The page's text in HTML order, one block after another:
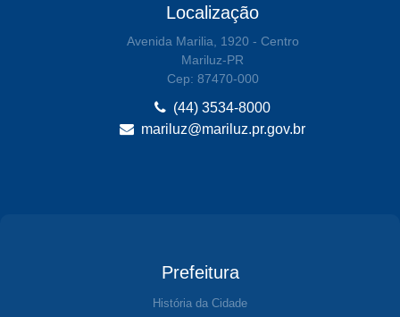
Localização
Avenida Marilia, 1920 - Centro
Mariluz-PR
Cep: 87470-000
(44) 3534-8000
mariluz@mariluz.pr.gov.br
Prefeitura
História da Cidade